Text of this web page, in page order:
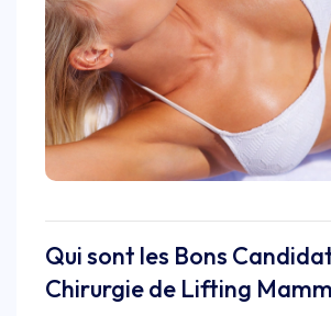
Qui sont les Bons
Chirurgie de Lifting